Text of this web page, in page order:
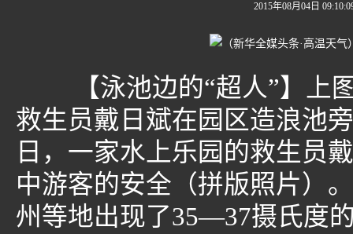
2015年08月04日
【泳池边的“超人”】上图
救生员戴日斌在园区造浪池
日，一家水上乐园的救生员
中游客的安全（拼版照片）
州等地出现了35—37摄氏度